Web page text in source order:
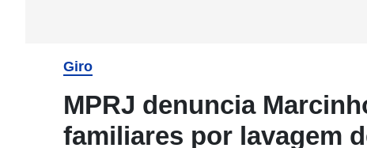
Giro
MPRJ denuncia
familiares por lavagem